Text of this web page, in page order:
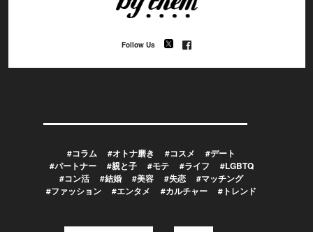
Follow Us
#コラム #オトナ磨き #コスメ
#デート
#パートナー
#親と子 #モテ #ライフ
#LGBTQ
#コン活
#結婚 #美容 #失恋
#マッチング
#ファッション
#エンタメ #カルチャー #トレンド